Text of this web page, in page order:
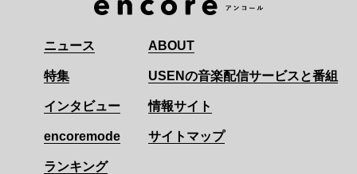
ニュース
特集
インタビュー
encoremode
ランキング
ABOUT
USENの音楽配信サービスと番組
情報サイト
サイトマップ